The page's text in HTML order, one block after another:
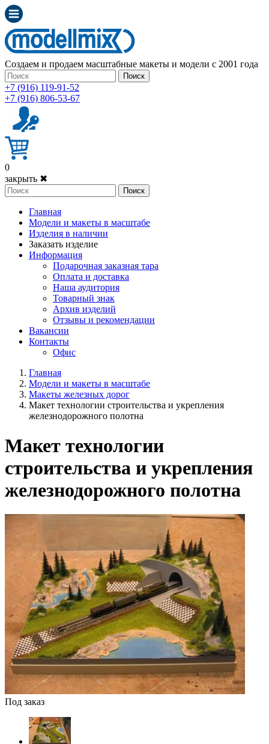
Создаем и продаем масштабные макеты и модели с 2001 года
Поиск
+7 (916) 119-91-52
+7 (916) 806-53-67
0
закрыть ✖
Поиск
Главная
Модели и макеты в масштабе
Изделия в наличии
Заказать изделие
Информация
Подарочная заказная тара
Оплата и доставка
Наша аудитория
Товарный знак
Архив изделий
Отзывы и рекомендации
Вакансии
Контакты
Офис
Главная
Модели и макеты в масштабе
Макеты железных дорог
Макет технологии строительства и укрепления
железнодорожного полотна
Макет технологии
строительства и укрепления
железнодорожного полотна
Под заказ